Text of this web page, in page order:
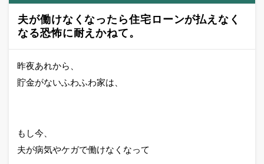
夫が働けなくなったら住宅ローンが払えなく
なる恐怖に耐えかねて。
昨夜あれから、
貯金がないふわふわ家は、
もし今、
夫が病気やケガで働けなくなって